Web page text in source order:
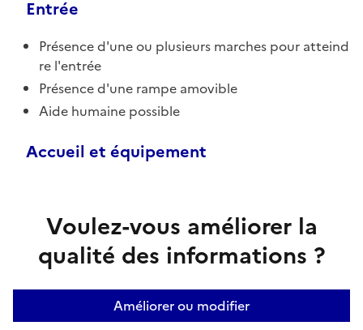
Entrée
Présence d'une ou plusieurs marches pour atteind
re l'entrée
Présence d'une rampe amovible
Aide humaine possible
Accueil et équipement
Voulez-vous améliorer la
qualité des informations ?
Améliorer ou modifier